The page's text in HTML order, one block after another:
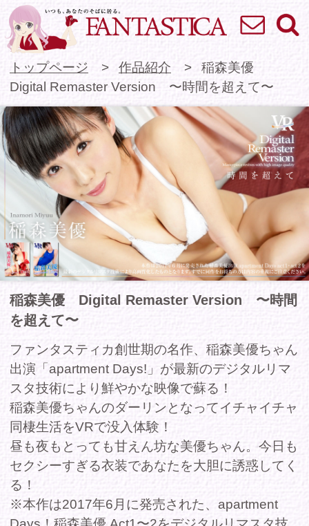
VR専門★アイド
トップページ
Digital Remaster Version 〜時間を超えて〜
稲森美優 Digital Remaster Version 〜時間
を超えて〜
ファンタスティカ創世期の名作、稲森美優ちゃん
出演「apartment Days!」が最新のデジタルリマ
スタ技術により鮮やかな映像で蘇る！
稲森美優ちゃんのダーリンとなってイチャイチャ
同棲生活をVRで没入体験！
昼も夜もとっても甘えん坊な美優ちゃん。今日も
る！
※本作は2017年6月に発売された、apartment
Days！稲森美優 Act1〜2をデジタルリマスタ技
術により高画質化したものとなります。
商品コー
ド
FADRV-019
収録時間
65分
発売日
2020年06月19日
レーベル
シリーズ
時間を超えて
ジャンル
-